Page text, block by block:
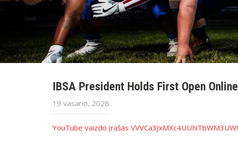
IBSA President Holds First Open
19 vasario, 2026
YouTube vaizdo įrašas